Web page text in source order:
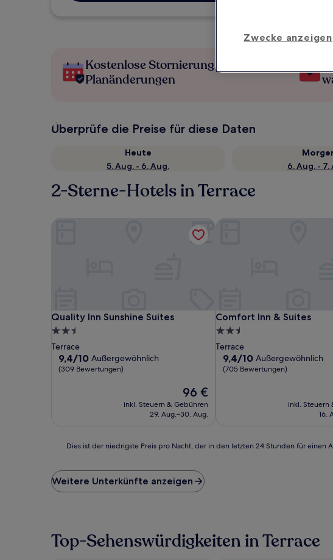
Kostenlose Stornierung bei
Planänderungen
Überprüfe die Preise für diese Daten
Heute
5. Aug. - 6. Aug.
6. Aug. - 7.
2-Sterne-Hotels in Terrace
Quality Inn Sunshine Suites
Quality Inn Sunshine Suites
2.5-
Sterne-
Unterkunft
Terrace
9.4
von
9,4/10 Außergewöhnlich
(309 Bewertungen)
Der
Preis
beträgt
96 €
inkl. Steuern & Gebühren
29. Aug.–30. Aug.
Comfort Inn & Suites
Comfort Inn & Suites
2.5-
Sterne-
Unterkunft
Terrace
9.4
von
9,4/10 Außergewöhnlich
(705 Bewertungen)
inkl. Steuern
16.
der
niedrigste
Preis
in
den
Dies ist der niedrigste Preis pro Nacht, der in den letzten 24 Stunden für einen
Weitere Unterkünfte anzeigen
Top-Sehenswürdigkeiten in Terrace
Zwecke anzeigen